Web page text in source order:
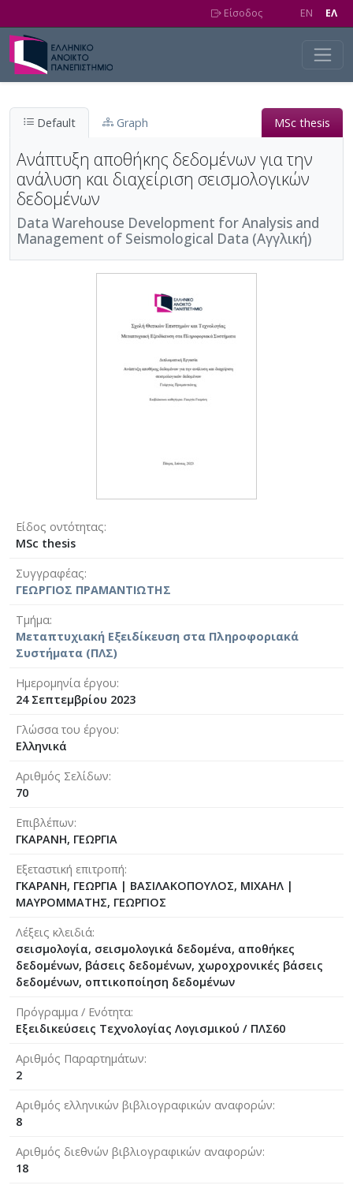
Είσοδος EN EΛ
Default Graph MSc thesis
Ανάπτυξη αποθήκης δεδομένων για την
ανάλυση και διαχείριση σεισμολογικών
δεδομένων
Data Warehouse Development for Analysis and
Management of Seismological Data (Αγγλική)
Είδος οντότητας
MSc thesis
Συγγραφέας
ΓΕΩΡΓΙΟΣ ΠΡΑΜΑΝΤΙΩΤΗΣ
Τμήμα
Μεταπτυχιακή Εξειδίκευση στα Πληροφοριακά
Συστήματα (ΠΛΣ)
Ημερομηνία έργου
24 Σεπτεμβρίου 2023
Γλώσσα του έργου
Ελληνικά
Αριθμός Σελίδων
70
Επιβλέπων
ΓΚΑΡΑΝΗ, ΓΕΩΡΓΙΑ
Εξεταστική επιτροπή
ΓΚΑΡΑΝΗ, ΓΕΩΡΓΙΑ | ΒΑΣΙΛΑΚΟΠΟΥΛΟΣ, ΜΙΧΑΗΛ |
ΜΑΥΡΟΜΜΑΤΗΣ, ΓΕΩΡΓΙΟΣ
Λέξεις κλειδιά
σεισμολογία, σεισμολογικά δεδομένα, αποθήκες
δεδομένων, βάσεις δεδομένων, χωροχρονικές βάσεις
δεδομένων, οπτικοπoίηση δεδομένων
Πρόγραμμα / Ενότητα
Εξειδικεύσεις Τεχνολογίας Λογισμικού / ΠΛΣ60
Αριθμός Παραρτημάτων
2
Αριθμός ελληνικών βιβλιογραφικών αναφορών
8
Αριθμός διεθνών βιβλιογραφικών αναφορών
18